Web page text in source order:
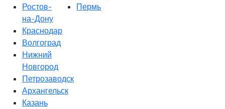
Ростов-
на-Дону
Краснодар
Волгоград
Нижний
Новгород
Петрозаводск
Архангельск
Казань
Пермь